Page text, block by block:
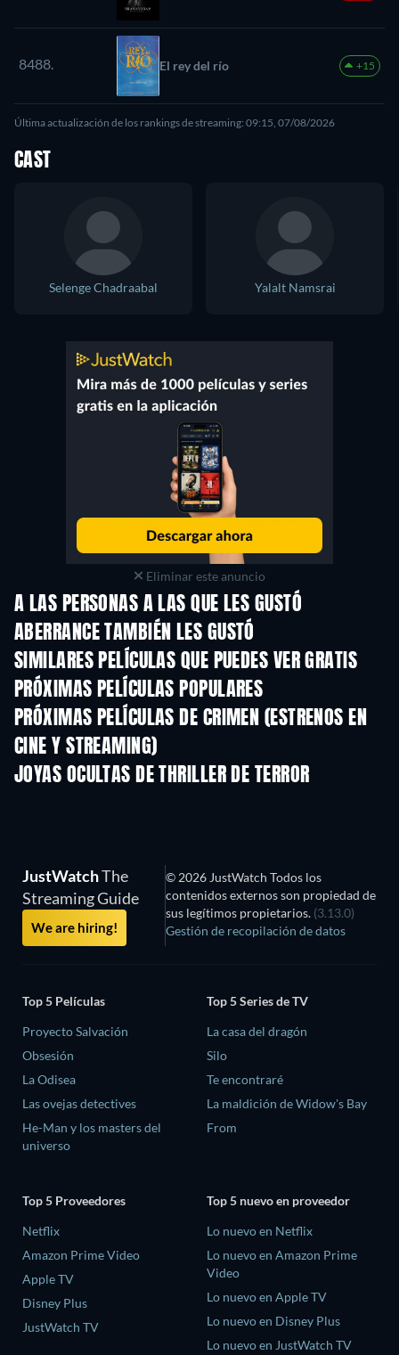
8488. El rey del río +15
Última actualización de los rankings de streaming: 09:15, 07/08/2026
CAST
Selenge Chadraabal Yalalt Namsrai
Eliminar este anuncio
A LAS PERSONAS A LAS QUE LES GUSTÓ
ABERRANCE TAMBIÉN LES GUSTÓ
SIMILARES PELÍCULAS QUE PUEDES VER GRATIS
PRÓXIMAS PELÍCULAS POPULARES
PRÓXIMAS PELÍCULAS DE CRIMEN (ESTRENOS EN
CINE Y STREAMING)
JOYAS OCULTAS DE THRILLER DE TERROR
JustWatchThe
Streaming Guide
We are hiring!
© 2026 JustWatch Todos los
contenidos externos son propiedad de
sus legítimos propietarios. (3.13.0)
Gestión de recopilación de datos
Top 5 Películas
Proyecto Salvación
Obsesión
La Odisea
Las ovejas detectives
He-Man y los masters del
universo
Top 5 Series de TV
La casa del dragón
Silo
Te encontraré
La maldición de Widow's Bay
From
Top 5 Proveedores
Netflix
Amazon Prime Video
Apple TV
Disney Plus
JustWatch TV
Top 5 nuevo en proveedor
Lo nuevo en Netflix
Lo nuevo en Amazon Prime
Video
Lo nuevo en Apple TV
Lo nuevo en Disney Plus
Lo nuevo en JustWatch TV